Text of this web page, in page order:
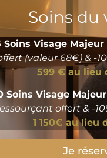
Soins du
Soins Visage Majeur
(valeur 68€) & -
599 € au lieu
Soins Visage
offert & -
1 150€ au lieu
Je